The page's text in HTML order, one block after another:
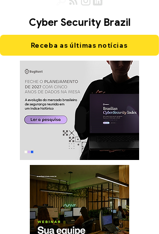
Cyber Security Brazil
Receba as últimas notícias